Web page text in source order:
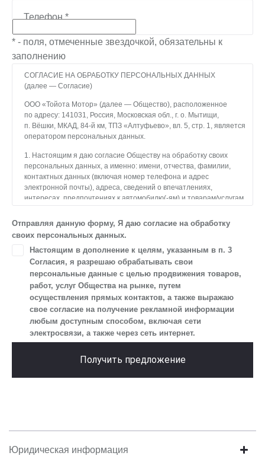
Телефон*
* - поля, отмеченные звездочкой, обязательны к
заполнению
СОГЛАСИЕ НА ОБРАБОТКУ ПЕРСОНАЛЬНЫХ ДАННЫХ
(далее — Согласие)
ООО «Тойота Мотор» (далее — Общество), расположенное
по адресу: 141031, Россия, Московская обл., г. о. Мытищи,
п. Вёшки, МКАД, 84-й км, ТПЗ «Алтуфьево», вл. 5, стр. 1, является
оператором персональных данных.
1. Настоящим я даю согласие Обществу на обработку своих
персональных данных, а именно: имени, отчества, фамилии,
контактных данных (включая номер телефона и адрес
электронной почты), адреса, сведений о впечатлениях,
интересах, предпочтениях к автомобилю(-ям) и товарам/услугам,
устройства и модели мобильного телефона посетителя сайта,
уникального идентификатора посетителя сайта,
предпочтительного времени и способа для контакта, истории
контактов.
следующие действия: сбор, запись, систематизация,
накопление, хранение, уточнение (обновление, изменение),
извлечение, использование, передача (предоставление, доступ),
блокирование, удаление, уничтожение персональных данных.
Общество обрабатывает персональные данные
с использованием средств автоматизации.
осуществление взаимодействия Общества с посетителями
5. Данное Согласие действует до момента достижения цели
что Общество будет обрабатывать данные только в случае, если
Отправляя данную форму, Я даю согласие на обработку
своих персональных данных.
Настоящим в дополнение к целям, указанным в п. 3
Согласия, я разрешаю обрабатывать свои
персональные данные с целью продвижения товаров,
работ, услуг Общества на рынке, путем
осуществления прямых контактов, а также выражаю
свое согласие на получение рекламной информации
любым доступным способом, включая сети
электросвязи, а также через сеть интернет.
Получить предложение
Юридическая информация